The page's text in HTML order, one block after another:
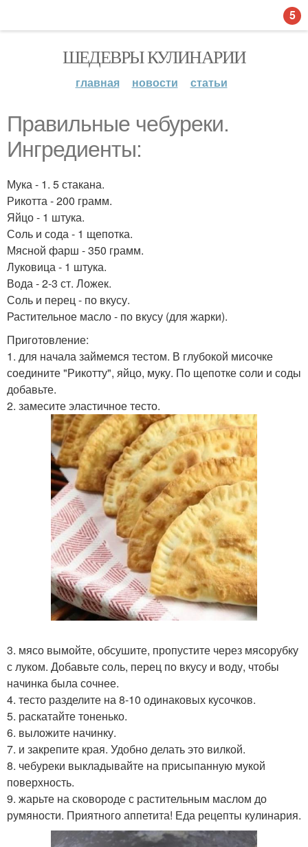
ШЕДЕВРЫ КУЛИНАРИИ
главная новости статьи
Правильные чебуреки.
Ингредиенты:
Мука - 1. 5 стакана.
Рикотта - 200 грамм.
Яйцо - 1 штука.
Соль и сода - 1 щепотка.
Мясной фарш - 350 грамм.
Луковица - 1 штука.
Вода - 2-3 ст. Ложек.
Соль и перец - по вкусу.
Растительное масло - по вкусу (для жарки).
Приготовление:
1. для начала займемся тестом. В глубокой мисочке
соедините "Рикотту", яйцо, муку. По щепотке соли и соды
добавьте.
2. замесите эластичное тесто.
3. мясо вымойте, обсушите, пропустите через мясорубку
с луком. Добавьте соль, перец по вкусу и воду, чтобы
начинка была сочнее.
4. тесто разделите на 8-10 одинаковых кусочков.
5. раскатайте тоненько.
6. выложите начинку.
7. и закрепите края. Удобно делать это вилкой.
8. чебуреки выкладывайте на присыпанную мукой
поверхность.
9. жарьте на сковороде с растительным маслом до
румяности. Приятного аппетита! Еда рецепты кулинария.
5